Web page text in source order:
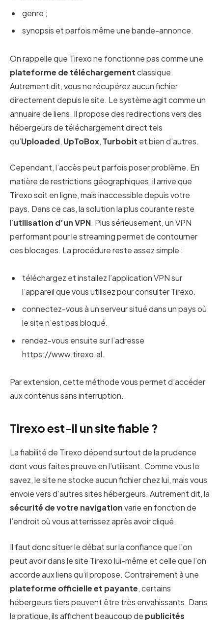
genre ;
synopsis et parfois même une bande-annonce.
On rappelle que Tirexo ne fonctionne pas comme une
plateforme de téléchargementclassique.
Autrement dit, vous ne récupérez aucun fichier
directement depuis le site. Le système agit comme un
annuaire de liens. Il propose des redirections vers des
hébergeurs de téléchargement direct tels
qu’Uploaded, UpToBox, Turbobit et bien d’autres.
Cependant, l’accès peut parfois poser problème. En
matière de restrictions géographiques, il arrive que
Tirexo soit en ligne, mais inaccessible depuis votre
pays. Dans ce cas, la solution la plus courante reste
l’utilisation d’un VPN. Plus sérieusement, un VPN
performant pour le streaming permet de contourner
ces blocages. La procédure reste assez simple :
téléchargez et installez l’application VPN sur
l’appareil que vous utilisez pour consulter Tirexo.
connectez-vous à un serveur situé dans un pays où
le site n’est pas bloqué.
rendez-vous ensuite sur l’adresse
https://www.tirexo.al.
Par extension, cette méthode vous permet d’accéder
aux contenus sans interruption.
Tirexo est-il un site fiable ?
La fiabilité de Tirexo dépend surtout de la prudence
dont vous faites preuve en l’utilisant. Comme vous le
savez, le site ne stocke aucun fichier chez lui, mais vous
envoie vers d’autres sites hébergeurs. Autrement dit, la
sécurité de votre navigationvarie en fonction de
l’endroit où vous atterrissez après avoir cliqué.
Il faut donc situer le débat sur la confiance que l’on
peut avoir dans le site Tirexo lui-même et celle que l’on
accorde aux liens qu’il propose. Contrairement à une
plateforme officielle et payante, certains
hébergeurs tiers peuvent être très envahissants. Dans
la pratique, ils affichent beaucoup de publicités